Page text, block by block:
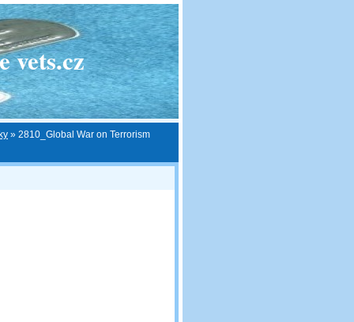
vets.cz
» 2810_Global War on Terrorism